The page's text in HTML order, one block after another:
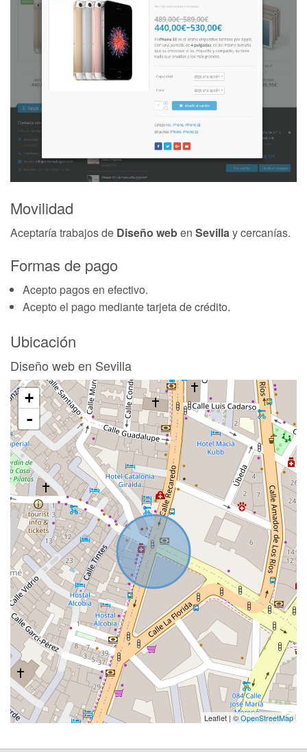
Movilidad
Aceptaría trabajos de Diseño weben Sevillay cercanías.
Formas de pago
Acepto pagos en efectivo.
Acepto el pago mediante tarjeta de crédito.
Ubicación
Diseño web en Sevilla
+
-
Leaflet | ©OpenStreetMap